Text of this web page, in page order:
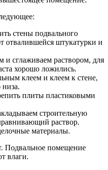
стены подвального
отвалившейся штукатурки и
и сглаживаем раствором, для
хорошо ложились.
клеем и клеем к стене,
плиты пластиковыми
строительную
раствор.
материалы.
Подвальное помещение
влаги.